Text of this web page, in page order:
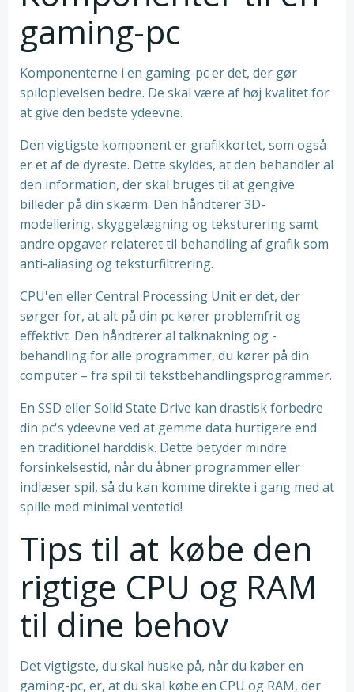
gaming-pc
Komponenterne i en gaming-pc er det, der gør
spiloplevelsen bedre. De skal være af høj kvalitet for
at give den bedste ydeevne.
Den vigtigste komponent er grafikkortet, som også
er et af de dyreste. Dette skyldes, at den behandler al
den information, der skal bruges til at gengive
billeder på din skærm. Den håndterer 3D-
modellering, skyggelægning og teksturering samt
andre opgaver relateret til behandling af grafik som
anti-aliasing og teksturfiltrering.
CPU'en eller Central Processing Unit er det, der
sørger for, at alt på din pc kører problemfrit og
effektivt. Den håndterer al talknakning og -
behandling for alle programmer, du kører på din
computer – fra spil til tekstbehandlingsprogrammer.
En SSD eller Solid State Drive kan drastisk forbedre
din pc's ydeevne ved at gemme data hurtigere end
en traditionel harddisk. Dette betyder mindre
forsinkelsestid, når du åbner programmer eller
indlæser spil, så du kan komme direkte i gang med at
spille med minimal ventetid!
Tips til at købe den
rigtige CPU og RAM
til dine behov
Det vigtigste, du skal huske på, når du køber en
gaming-pc, er, at du skal købe en CPU og RAM, der